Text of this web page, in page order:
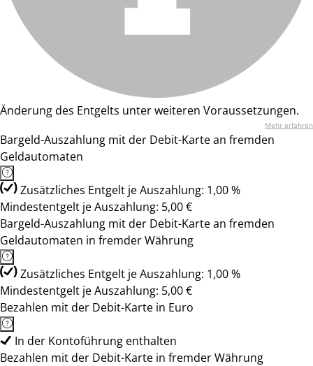
Änderung des Entgelts unter weiteren Voraussetzungen.
Mehr erfahren
Bargeld-Auszahlung mit der Debit-Karte an fremden
Geldautomaten
Zusätzliches Entgelt je Auszahlung: 1,00 %
Mindestentgelt je Auszahlung: 5,00 €
Bargeld-Auszahlung mit der Debit-Karte an fremden
Geldautomaten in fremder Währung
Zusätzliches Entgelt je Auszahlung: 1,00 %
Mindestentgelt je Auszahlung: 5,00 €
Bezahlen mit der Debit-Karte in Euro
In der Kontoführung enthalten
Bezahlen mit der Debit-Karte in fremder Währung